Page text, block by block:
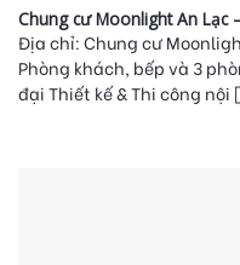
Chung cư Moonlight An Lạc
Địa chỉ: Chung cư
Phòng khách, bếp và 3
đại Thiết kế & Thi công nội